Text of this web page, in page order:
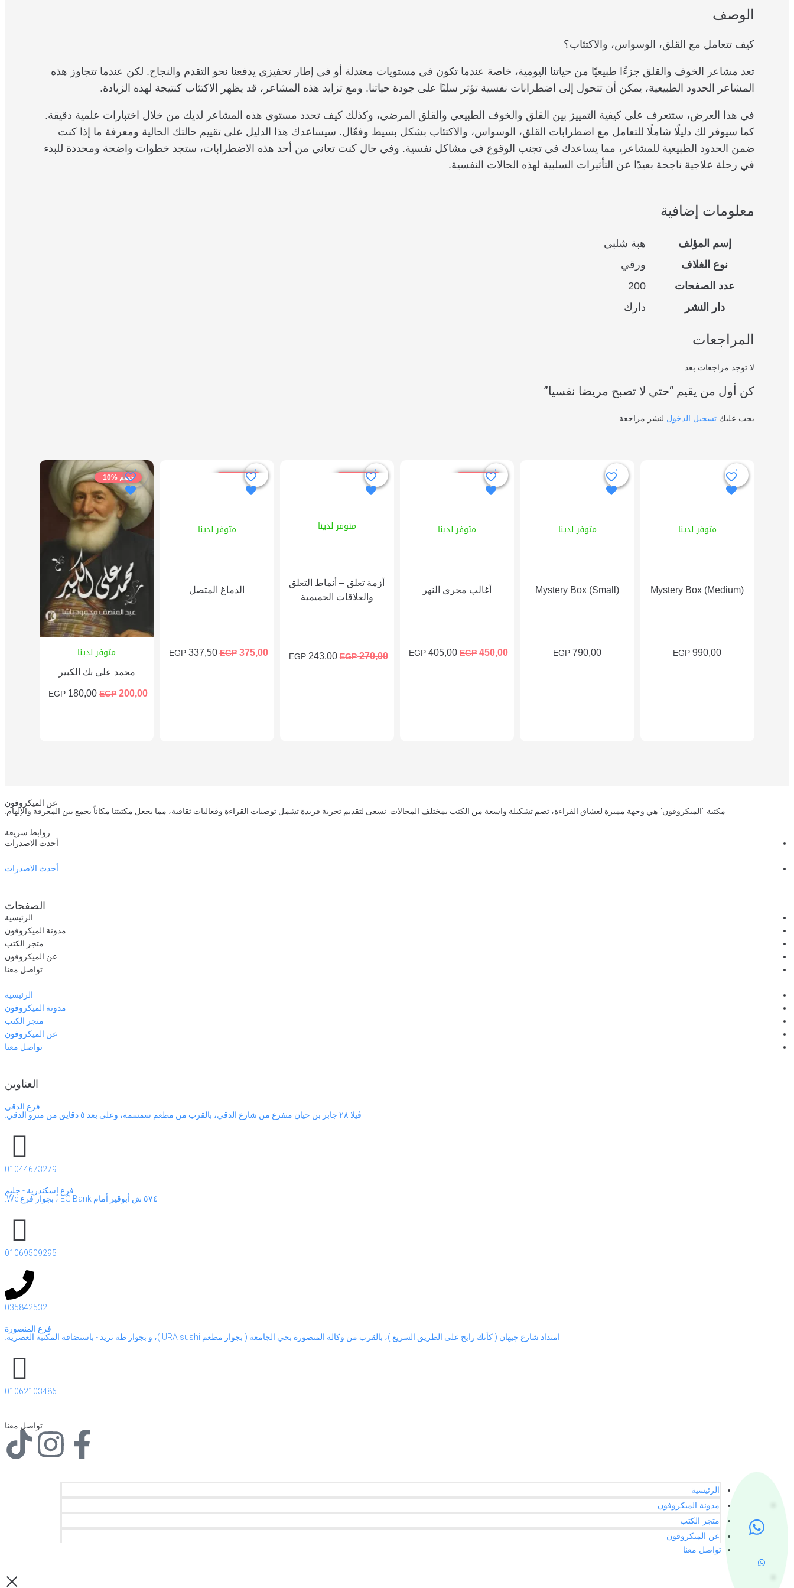
الوصف
كيف تتعامل مع القلق، الوسواس، والاكتئاب؟
تعد مشاعر الخوف والقلق جزءًا طبيعيًا من حياتنا اليومية، خاصة عندما تكون في مستويات معتدلة أو في إطار تحفيزي يدفعنا نحو التقدم والنجاح. لكن عندما تتجاوز هذه
المشاعر الحدود الطبيعية، يمكن أن تتحول إلى اضطرابات نفسية تؤثر سلبًا على جودة حياتنا. ومع تزايد هذه المشاعر، قد يظهر الاكتئاب كنتيجة لهذه الزيادة.
في هذا العرض، ستتعرف على كيفية التمييز بين القلق والخوف الطبيعي والقلق المرضي، وكذلك كيف تحدد مستوى هذه المشاعر لديك من خلال اختبارات علمية دقيقة.
كما سيوفر لك دليلًا شاملًا للتعامل مع اضطرابات القلق، الوسواس، والاكتئاب بشكل بسيط وفعّال. سيساعدك هذا الدليل على تقييم حالتك الحالية ومعرفة ما إذا كنت
ضمن الحدود الطبيعية للمشاعر، مما يساعدك في تجنب الوقوع في مشاكل نفسية. وفي حال كنت تعاني من أحد هذه الاضطرابات، ستجد خطوات واضحة ومحددة للبدء
في رحلة علاجية ناجحة بعيدًا عن التأثيرات السلبية لهذه الحالات النفسية.
معلومات إضافية
إسم المؤلف
هبة شلبي
نوع الغلاف
ورقي
عدد الصفحات
200
دار النشر
دارك
المراجعات
لا توجد مراجعات بعد.
كن أول من يقيم “حتي لا تصبح مريضا نفسيا”
يجب عليك تسجيل الدخول لنشر مراجعة.
متوفر لدينا
Mystery Box (Medium)
990,00
EGP
متوفر لدينا
Mystery Box (Small)
790,00
EGP
خصم %10
متوفر لدينا
أغالب مجرى النهر
450,00
EGP
405,00
EGP
خصم %10
متوفر لدينا
أزمة تعلق – أنماط التعلق
والعلاقات الحميمية
270,00
EGP
243,00
EGP
خصم %10
متوفر لدينا
الدماغ المتصل
375,00
EGP
337,50
EGP
خصم %10
متوفر لدينا
محمد على بك الكبير
200,00
EGP
180,00
EGP
عن الميكروفون
مكتبة "الميكروفون" هي وجهة مميزة لعشاق القراءة، تضم تشكيلة واسعة من الكتب بمختلف المجالات. نسعى لتقديم تجربة فريدة تشمل توصيات القراءة وفعاليات ثقافية، مما يجعل مكتبتنا مكاناً يجمع بين المعرفة والإلهام.
روابط سريعة
أحدث الاصدرات
أحدث الاصدرات
الصفحات
الرئيسية
مدونة الميكروفون
متجر الكتب
عن الميكروفون
تواصل معنا
الرئيسية
مدونة الميكروفون
متجر الكتب
عن الميكروفون
تواصل معنا
العناوين
فرع الدقي
ڤيلا ٢٨ جابر بن حيان متفرع من شارع الدقي، بالقرب من مطعم سمسمة، وعلى بعد ٥ دقايق من مترو الدقي.
01044673279
فرع إسكندرية - جليم
٥٧٤ ش أبوقير أمام EG Bank ، بجوار فرع We.
01069509295
035842532
فرع المنصورة
امتداد شارع چيهان ( كأنك رايح على الطريق السريع )، بالقرب من وكالة المنصورة بحي الجامعة ( بجوار مطعم URA sushi )، و بجوار طه تريد - باستضافة المكتبة العصرية.
01062103486
تواصل معنا
الرئيسية
مدونة الميكروفون
متجر الكتب
عن الميكروفون
تواصل معنا